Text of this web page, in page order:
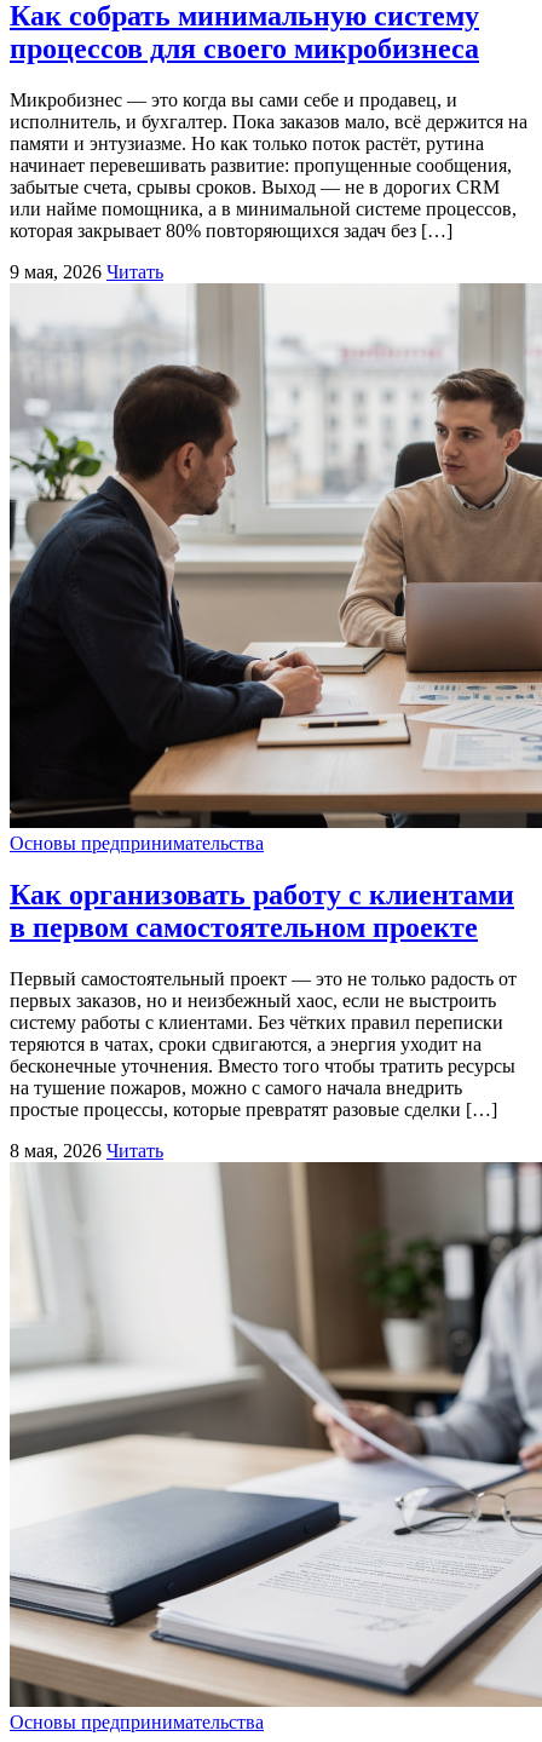
Как собрать минимальную систему
процессов для своего микробизнеса
Микробизнес — это когда вы сами себе и продавец, и
исполнитель, и бухгалтер. Пока заказов мало, всё держится на
памяти и энтузиазме. Но как только поток растёт, рутина
начинает перевешивать развитие: пропущенные сообщения,
забытые счета, срывы сроков. Выход — не в дорогих CRM
или найме помощника, а в минимальной системе процессов,
которая закрывает 80% повторяющихся задач без […]
9 мая, 2026 Читать
Основы предпринимательства
Как организовать работу с клиентами
в первом самостоятельном проекте
Первый самостоятельный проект — это не только радость от
первых заказов, но и неизбежный хаос, если не выстроить
систему работы с клиентами. Без чётких правил переписки
теряются в чатах, сроки сдвигаются, а энергия уходит на
бесконечные уточнения. Вместо того чтобы тратить ресурсы
на тушение пожаров, можно с самого начала внедрить
простые процессы, которые превратят разовые сделки […]
8 мая, 2026 Читать
Основы предпринимательства